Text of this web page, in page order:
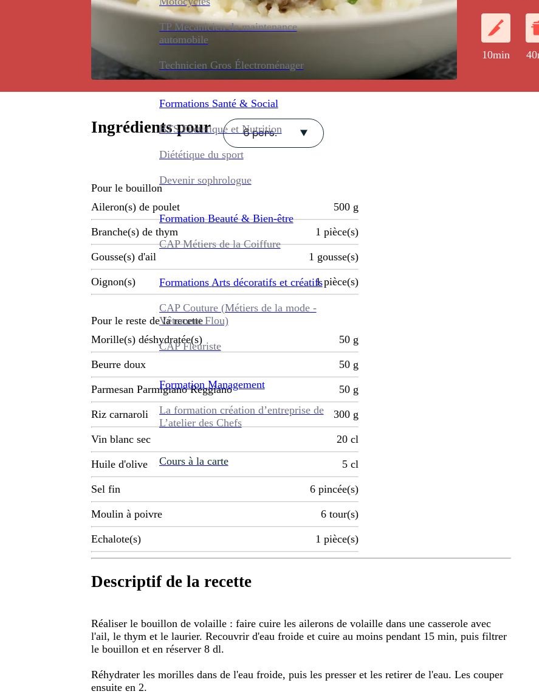
TP Mécanicien de maintenance
automobile
Technicien Gros Électroménager
Formations Santé & Social
BTS Diététique et Nutrition
Diététique du sport
Devenir sophrologue
Formation Beauté & Bien-être
CAP Métiers de la Coiffure
Formations Arts décoratifs et créatifs
CAP Couture (Métiers de la mode -
Vêtement Flou)
CAP Fleuriste
Formation Management
La formation création d’entreprise de
L’atelier des Chefs
Cours à la carte
10min
Ingrédients pour 6 pers.
Pour le bouillon
Aileron(s) de poulet
500 g
Branche(s) de thym 1 pièce(s)
Gousse(s) d'ail 1 gousse(s)
Oignon(s) 1 pièce(s)
Pour le reste de la recette
Morille(s) déshydratée(s)
50 g
Beurre doux 50 g
Parmesan Parmigiano Reggiano 50 g
Riz carnaroli 300 g
Vin blanc sec 20 cl
Huile d'olive 5 cl
Sel fin 6 pincée(s)
Moulin à poivre 6 tour(s)
Echalote(s) 1 pièce(s)
Descriptif de la recette
Réaliser le bouillon de volaille : faire cuire les ailerons de volaille dans une casserole avec
l'ail, le thym et le laurier. Recouvrir d'eau froide et cuire au moins pendant 15 min, puis filtrer
le bouillon et en réserver 8 dl.
Réhydrater les morilles dans de l'eau froide, puis les presser et les retirer de l'eau. Les couper
ensuite en 2.